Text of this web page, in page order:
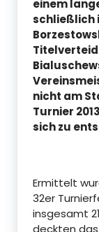
einem
schließlich
nicht am
Turnier
sich zu
Ermittelt
32er
insgesamt
deckten